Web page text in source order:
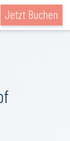
Jetzt Buchen